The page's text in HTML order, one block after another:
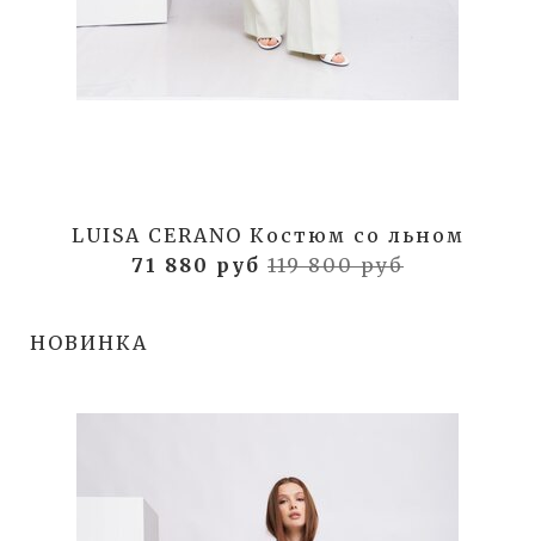
LUISA CERANO Костюм со льном
71 880 руб 119 800 руб
НОВИНКА